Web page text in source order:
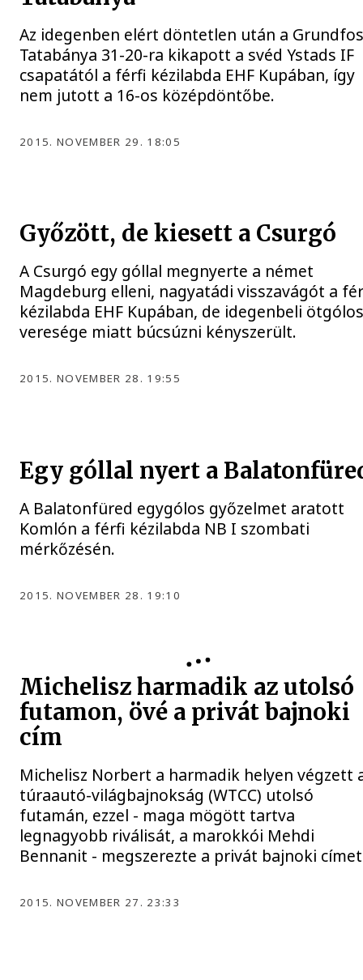
Az idegenben elért döntetlen után a
Tatabánya 31-20-ra kikapott a svéd Ystads IF
csapatától a férfi kézilabda EHF Kupában, így
nem jutott a 16-os középdöntőbe.
2015. NOVEMBER 29. 18:05
Győzött, de kiesett a Csurgó
A Csurgó egy góllal megnyerte a német
Magdeburg elleni, nagyatádi visszavágót a
kézilabda EHF Kupában, de idegenbeli
veresége miatt búcsúzni kényszerült.
2015. NOVEMBER 28. 19:55
Egy góllal nyert a
A Balatonfüred egygólos győzelmet aratott
Komlón a férfi kézilabda NB I szombati
mérkőzésén.
2015. NOVEMBER 28. 19:10
Michelisz harmadik az utolsó
futamon, övé a privát bajnoki
cím
Michelisz Norbert a harmadik helyen végzett
túraautó-világbajnokság (WTCC) utolsó
futamán, ezzel - maga mögött tartva
legnagyobb riválisát, a marokkói Mehdi
Bennanit - megszerezte a privát bajnoki
2015. NOVEMBER 27. 23:33